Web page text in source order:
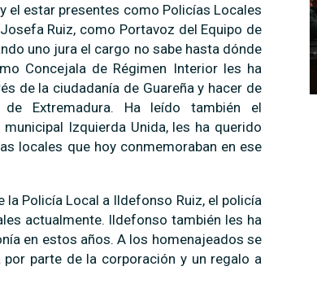
el estar presentes como Policías Locales
Ruiz, como Portavoz del Equipo de
uno jura el cargo no sabe hasta dónde
Concejala de Régimen Interior les ha
de la ciudadanía de Guareña y hacer de
Extremadura. Ha leído también el
Izquierda Unida, les ha querido
locales que hoy conmemoraban en ese
Policía Local a Ildefonso Ruiz, el policía
actualmente. Ildefonso también les ha
en estos años. A los homenajeados se
parte de la corporación y un regalo a